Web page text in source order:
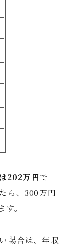
202万円で
ら、300万円
。
場合は、年収